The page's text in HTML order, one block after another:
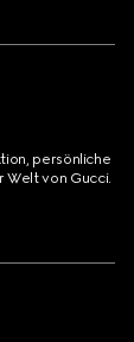
persönliche
Welt von Gucci.